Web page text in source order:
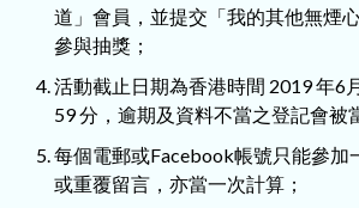
道」會員，並提交「我的其他無煙
參與抽獎；
活動截止日期為香港時間 2019 年6
59 分，逾期及資料不當之登記會被
每個電郵或Facebook帳號只能參加
或重覆留言，亦當一次計算；